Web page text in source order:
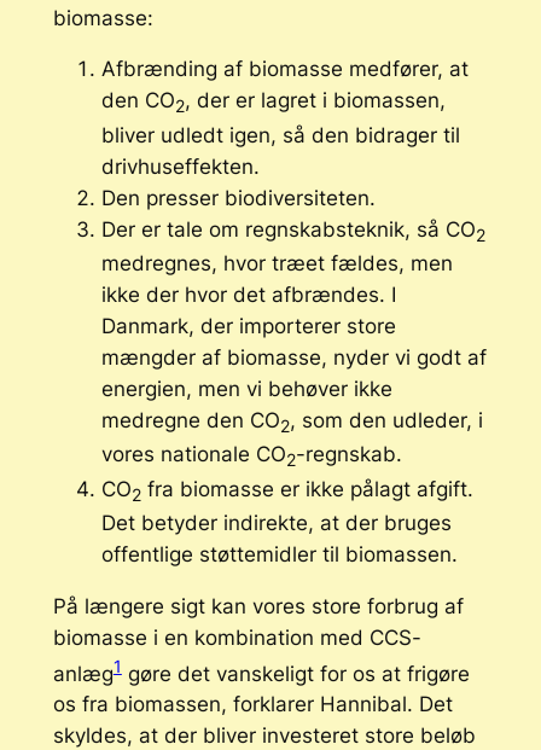
biomasse:
Afbrænding af biomasse medfører, at
den CO2, der er lagret i biomassen,
bliver udledt igen, så den bidrager til
drivhuseffekten.
Den presser biodiversiteten.
Der er tale om regnskabsteknik, så CO2
medregnes, hvor træet fældes, men
ikke der hvor det afbrændes. I
Danmark, der importerer store
mængder af biomasse, nyder vi godt af
energien, men vi behøver ikke
medregne den CO2, som den udleder, i
vores nationale CO2-regnskab.
CO2fra biomasse er ikke pålagt afgift.
Det betyder indirekte, at der bruges
offentlige støttemidler til biomassen.
På længere sigt kan vores store forbrug af
biomasse i en kombination med CCS-
anlæg1gøre det vanskeligt for os at frigøre
os fra biomassen, forklarer Hannibal. Det
skyldes, at der bliver investeret store beløb